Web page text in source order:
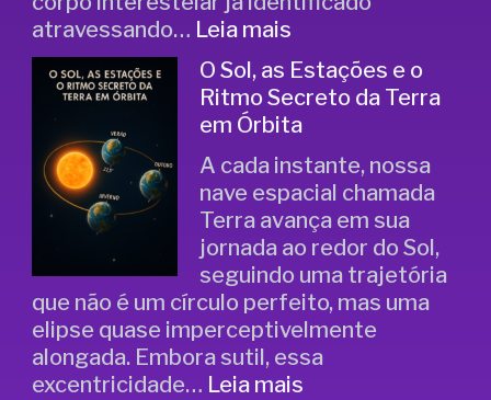
atravessando… Leia mais
O Sol, as Estações e o
Ritmo Secreto da Terra
em Órbita
A cada instante, nossa
nave espacial chamada
Terra avança em sua
jornada ao redor do Sol,
seguindo uma trajetória
que não é um círculo perfeito, mas uma
elipse quase imperceptivelmente
alongada. Embora sutil, essa
excentricidade… Leia mais